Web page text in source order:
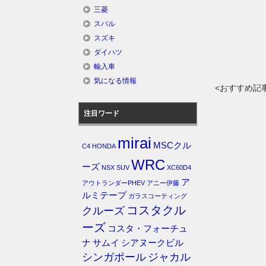
<おすすめ記
三菱
スバル
スズキ
ダイハツ
輸入車
気になる情報
注目ワード
C4 HONDA mirai MSCクル
ーズ NSX SUV WRC XC60D4
アウトランダーPHEV アニー伊藤 ア
ルミテープ ガラスコーティング
クルーズ コスタクル
ーズ コスタ・フォーチュ
ナ サムイ シアヌークビル
シンガポール ジャカル